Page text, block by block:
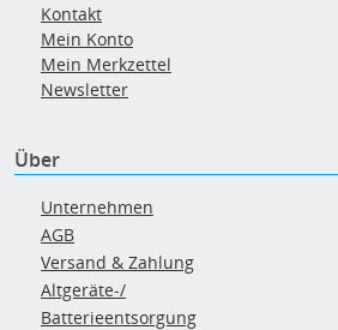
Kontakt
Mein Konto
Mein Merkzettel
Newsletter
Über
Unternehmen
AGB
Versand & Zahlung
Altgeräte-/
Batterieentsorgung